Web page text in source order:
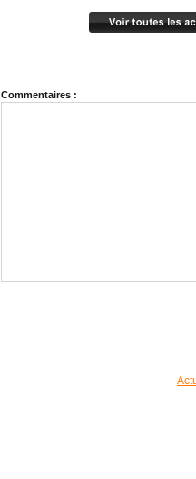
Commentaires :